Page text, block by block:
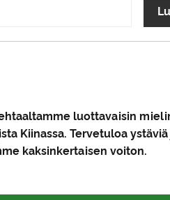
luottavaisin
Kiinassa. Tervetuloa
kaksinkertaisen voiton.